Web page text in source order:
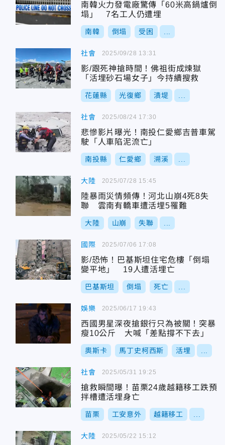
南韓火力發電廠驚傳「60米高鍋爐倒
塌」 7名工人仍遭埋
南韓 倒塌 受困
社會
影/跟死神搶時間！佛祖街成煉獄
「活埋砂石場女子」今持續搜救
花蓮縣 光復鄉 潰堤
2025/09/28 13:31
社會
悲慘影片曝光！南投仁愛鄉吉普車駕
駛「人車陷泥流亡」
南投縣 仁愛鄉 溯溪
2025/08/24 17:30
大陸
陸暴雨災情頻傳！河北山崩4死8失
聯 雲南有轎車遭活埋5罹難
大陸 山崩 失聯
2025/07/28 15:45
國際
影/恐怖！巴基斯坦住宅危樓「倒塌
變平地」 19人遭活埋亡
巴基斯坦 倒塌 死亡
2025/07/06 17:08
娛樂
西國男星深夜搶銀行只為被關！突暴
瘦10公斤 大喊「差點撐不下去」
奧斯卡 馬丁史柯西斯 活埋
2025/06/17 19:43
社會
搶救瞬間曝！苗栗24歲越籍移工跌預
拌槽遭活埋身亡
苗栗 工安意外 越籍移工
2025/05/31 19:25
大陸 2025/05/22 15:12